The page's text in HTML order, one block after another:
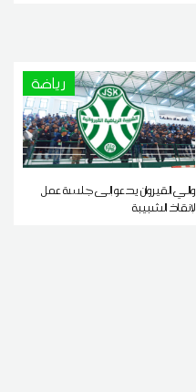
رياضة
والي القيروان يدعو إلى جلسة عمل
لإنقاذ الشبيبة